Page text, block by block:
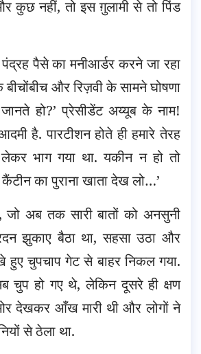
कुछ नहीं, तो इस ग़ुलामी से तो पिंड
पैसे का मनीआर्डर करने जा रहा
और रिज़वी के सामने घोषणा
हो?’ प्रेसीडेंट अय्यूब के नाम!
है. पारटीशन होते ही हमारे तेरह
भाग गया था. यकीन न हो तो
कैंटीन का पुराना खाता देख लो…’
जो अब तक सारी बातों को अनसुनी
झुकाए बैठा था, सहसा उठा और
हुए चुपचाप गेट से बाहर निकल गया.
चुप हो गए थे, लेकिन दूसरे ही क्षण
देखकर आँख मारी थी और लोगों ने
से ठेला था.